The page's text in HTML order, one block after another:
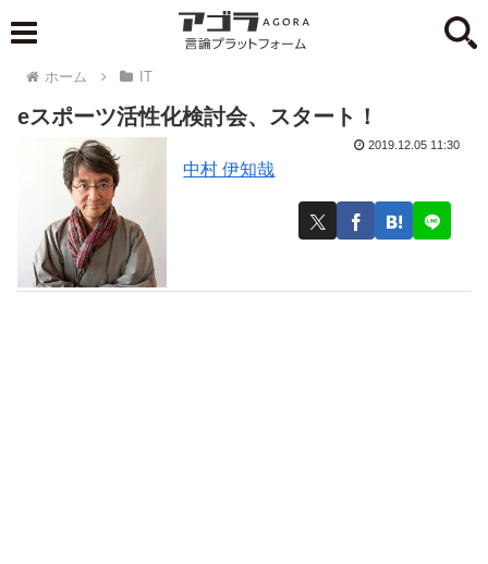
ホーム IT
eスポーツ活性化検討会、スタート！
中村 伊知哉
2019.12.05 11:30